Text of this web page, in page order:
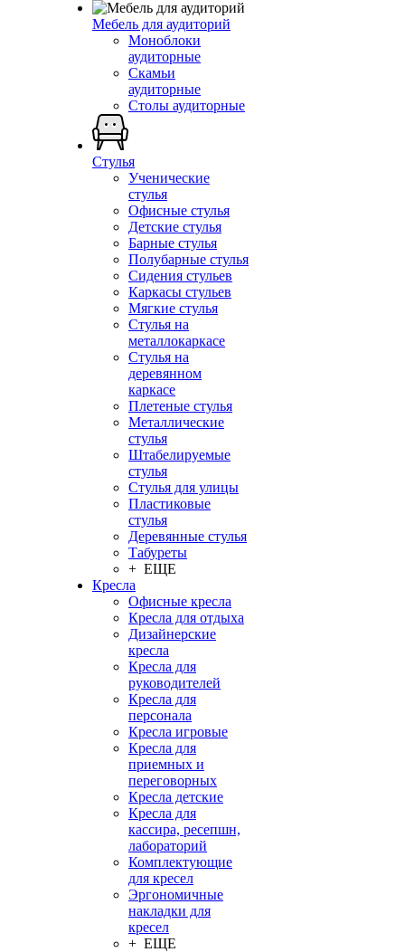
Мебель для аудиторий
Моноблоки
аудиторные
Скамьи
аудиторные
Столы аудиторные
Стулья
Ученические
стулья
Офисные стулья
Детские стулья
Барные стулья
Полубарные стулья
Сидения стульев
Каркасы стульев
Мягкие стулья
Стулья на
металлокаркасе
Стулья на
деревянном
каркасе
Плетеные стулья
Металлические
стулья
Штабелируемые
стулья
Стулья для улицы
Пластиковые
стулья
Деревянные стулья
Табуреты
+ ЕЩЕ
Кресла
Офисные кресла
Кресла для отдыха
Дизайнерские
кресла
Кресла для
руководителей
Кресла для
персонала
Кресла игровые
Кресла для
приемных и
переговорных
Кресла детские
Кресла для
кассира, ресепшн,
лабораторий
Комплектующие
для кресел
Эргономичные
накладки для
кресел
+ ЕЩЕ